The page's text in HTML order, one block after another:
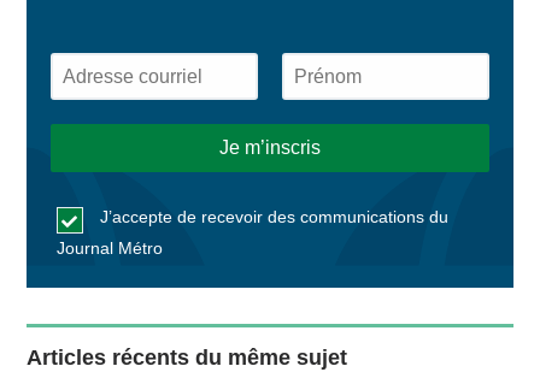
J’accepte de recevoir des communications du
Journal Métro
Articles récents du même sujet